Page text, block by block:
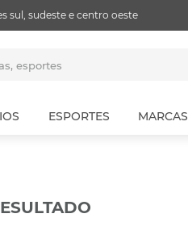
sul, sudeste e centro oeste
ESPORTES MARCAS